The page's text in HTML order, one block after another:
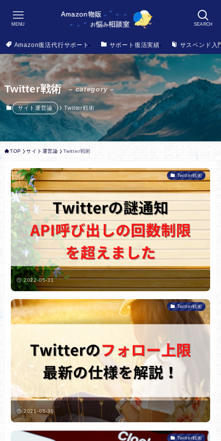
SEARCH
MENU
Amazon復活代行サポート サポート復活実績 サスペンド入
Twitter戦術 – category –
サイト運営論 Twitter戦術
TOP サイト運営論 Twitter戦術
Twitter戦術
2022-05-31
Twitter戦術
2021-05-30
Twitter戦術